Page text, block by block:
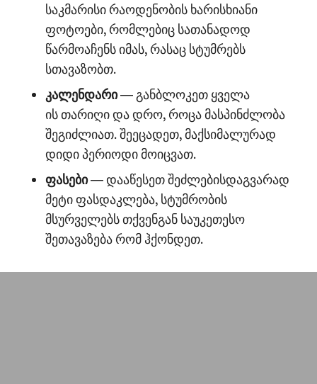
საკმარისი რაოდენობის ხარისხიანი
ფოტოები, რომლებიც სათანადოდ
წარმოაჩენს იმას, რასაც სტუმრებს
სთავაზობთ.
კალენდარი— განბლოკეთ ყველა
ის თარიღი და დრო, როცა მასპინძლობა
შეგიძლიათ. შეეცადეთ, მაქსიმალურად
დიდი პერიოდი მოიცვათ.
ფასები— დააწესეთ შეძლებისდაგვარად
მეტი ფასდაკლება, სტუმრობის
მსურველებს თქვენგან საუკეთესო
შეთავაზება რომ ჰქონდეთ.